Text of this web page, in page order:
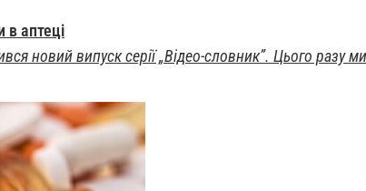
в аптеці
новий випуск серії „Відео-словник”. Цього разу